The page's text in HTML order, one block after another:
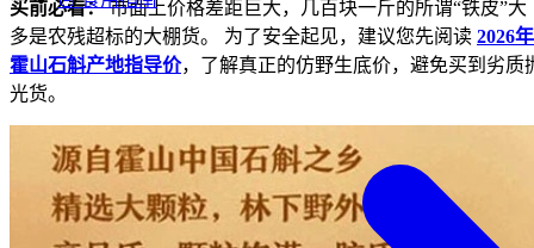
买前必看：市面上价格差距巨大，几百块一斤的所谓“铁皮”大
多是农残超标的大棚货。 为了安全起见，建议您先阅读 2026年
霍山石斛产地指导价，了解真正的仿野生底价，避免买到劣质
光货。